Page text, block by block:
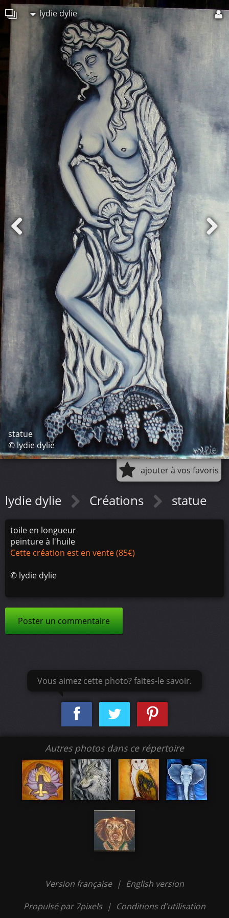
lydie dylie
statue
© lydie dylie
ajouter à vos favoris
lydie dylie Créations statue
toile en longueur
peinture à l'huile
Cette création est en vente (85€)
© lydie dylie
Poster un commentaire
Vous aimez cette photo? faites-le savoir.
Autres photos dans ce répertoire
Version française | English version
Propulsé par 7pixels | Conditions d'utilisation